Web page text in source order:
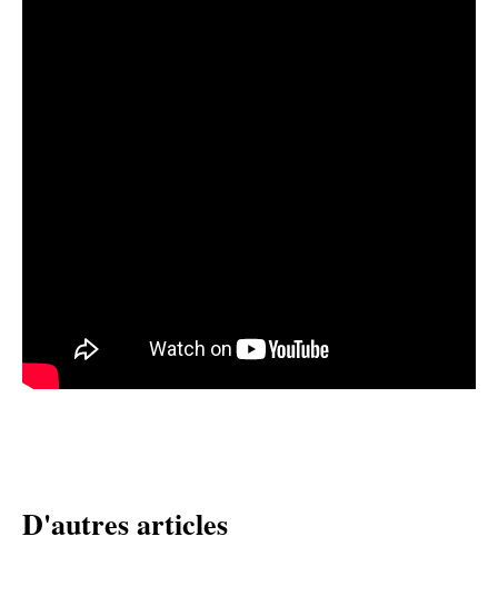
D'autres articles